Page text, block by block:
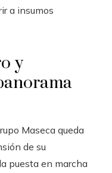
a insumos
y
Maseca queda
de su
puesta en marcha